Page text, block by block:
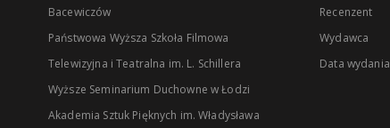
Bacewiczów
Państwowa Wyższa Szkoła Filmowa
Telewizyjna i Teatralna im. L. Schillera
Wyższe Seminarium Duchowne w Łodzi
Akademia Sztuk Pięknych im. Władysława
Recenzent
Wydawca
Data wydania